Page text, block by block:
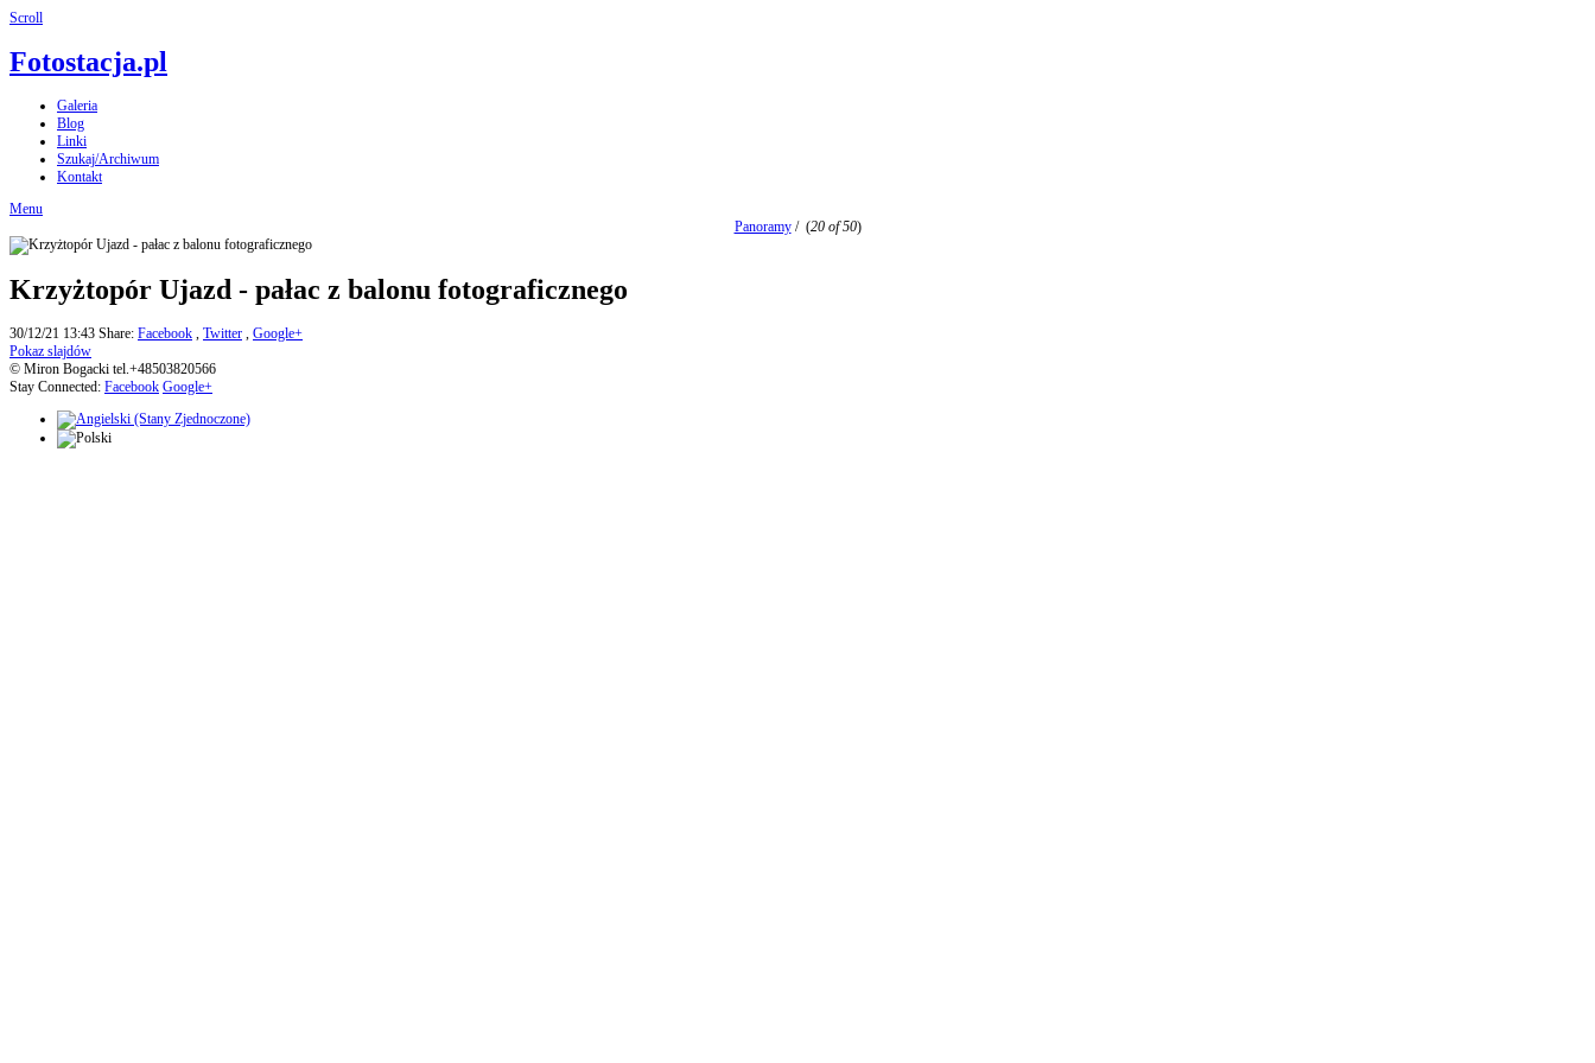
Scroll
Fotostacja.pl
Galeria
Blog
Linki
Szukaj/Archiwum
Kontakt
Menu
Panoramy/ (20 of 50)
Krzyżtopór Ujazd - pałac z balonu fotograficznego
30/12/21 13:43 Share: Facebook , Twitter , Google+
Pokaz slajdów
© Miron Bogacki tel.+48503820566
Stay Connected: Facebook Google+